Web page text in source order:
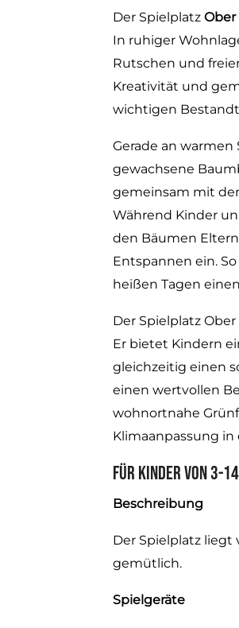
Der Spielplatz
In ruhiger
Rutschen und
Kreativität und
wichtigen
Gerade an
gewachsene
gemeinsam mit
Während Kinder
den Bäumen
Entspannen ein.
heißen Tagen
Der Spielplatz
Er bietet Kindern
gleichzeitig einen
einen wertvollen
wohnortnahe
Klimaanpassung
Für Kinder von 3-
Beschreibung
Der Spielplatz liegt
gemütlich.
Spielgeräte